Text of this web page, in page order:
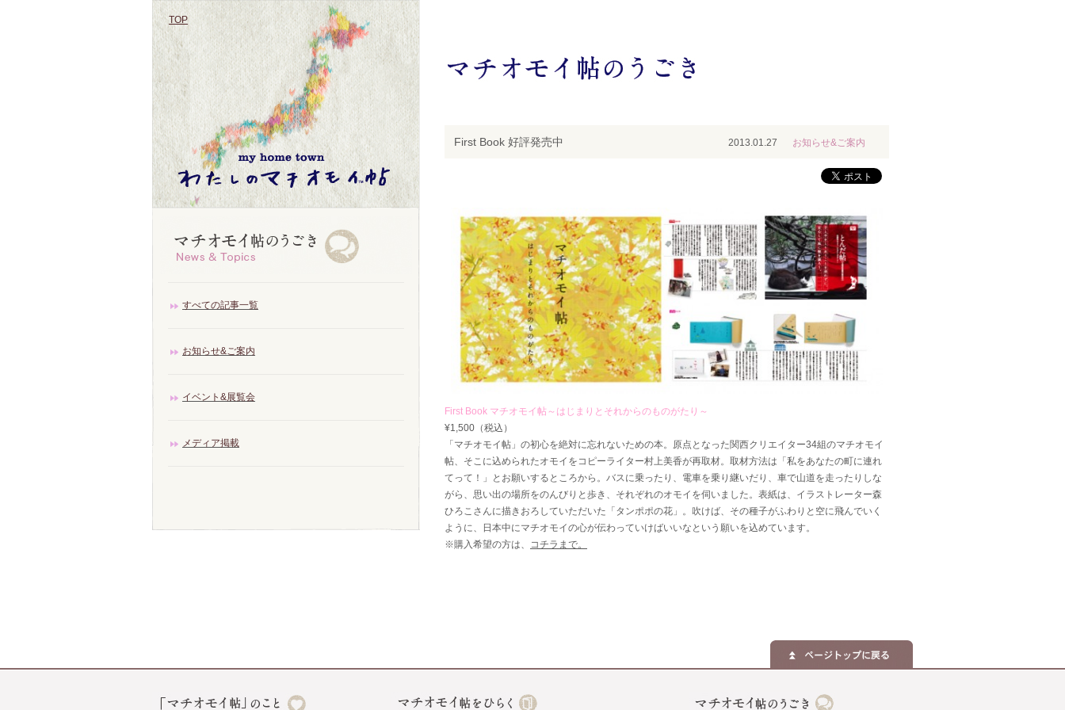
First Book 好評発売中 2013.01.27 お知らせ&ご案内
First Book マチオモイ帖～はじまりとそれからのものがたり～
¥1,500（税込）
「マチオモイ帖」の初心を絶対に忘れないための本。原点となった関西クリエイター34組のマチオモイ
帖、そこに込められたオモイをコピーライター村上美香が再取材。取材方法は「私をあなたの町に連れ
てって！」とお願いするところから。バスに乗ったり、電車を乗り継いだり、車で山道を走ったりしな
がら、思い出の場所をのんびりと歩き、それぞれのオモイを伺いました。表紙は、イラストレーター森
ひろこさんに描きおろしていただいた「タンポポの花」。吹けば、その種子がふわりと空に飛んでいく
ように、日本中にマチオモイの心が伝わっていけばいいなという願いを込めています。
※購入希望の方は、
コチラまで。
TOP
すべての記事一覧
お知らせ&ご案内
イベント&展覧会
メディア掲載